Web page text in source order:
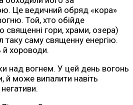
Це ведичний обряд «кора»
Той, хто обійде
священні гори, храми, озера)
таку саму священну енергію.
хороводи.
над вогнем. У цей день вогонь
й може випалити навіть